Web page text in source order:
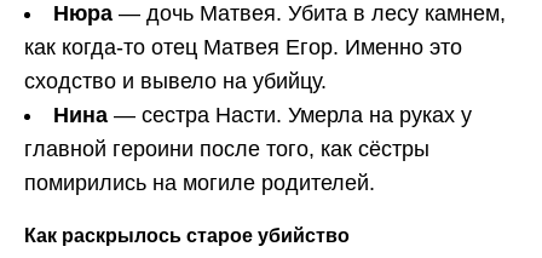
Нюра — дочь Матвея. Убита в лесу камнем,
как когда-то отец Матвея Егор. Именно это
сходство и вывело на убийцу.
Нина — сестра Насти. Умерла на руках у
главной героини после того, как сёстры
помирились на могиле родителей.
Как раскрылось старое убийство